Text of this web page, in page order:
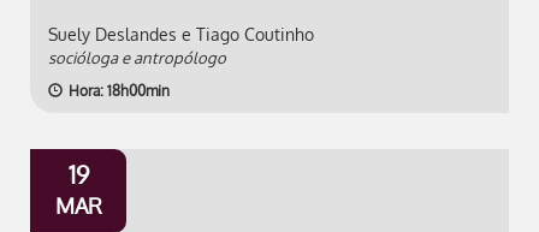
Suely Deslandes e Tiago Coutinho
socióloga e antropólogo
Hora: 18h00min
19
MAR